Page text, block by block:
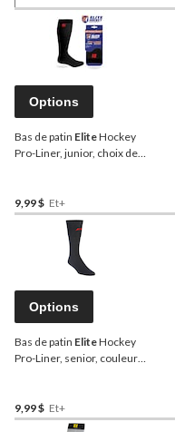
Options
Bas de patin EliteHockey
Pro-Liner, junior, choix de
9,99 $ Et+
Options
Bas de patin EliteHockey
Pro-Liner, senior, couleurs
9,99 $ Et+